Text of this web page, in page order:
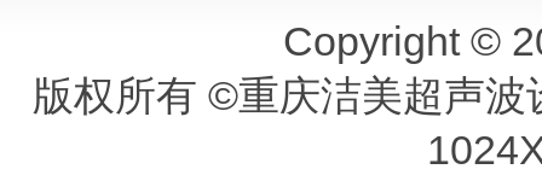
Copyright ©
版权所有 ©重庆洁美超声